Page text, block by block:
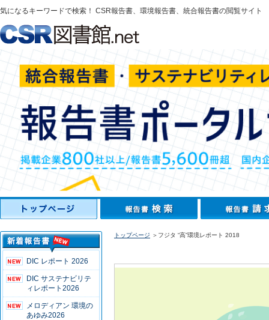
気になるキーワードで検索！ CSR報告書、環境報告書、統合報告書の閲覧サイト
DIC レポート 2026
DIC サステナビリテ
ィレポート2026
メロディアン 環境の
あゆみ2026
トップページ ＞フジタ “高”環境レポート 2018